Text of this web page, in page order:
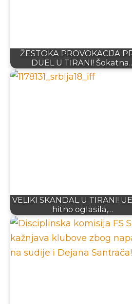
ŽESTOKA PROVOKACIJA
DUEL U TIRANI!
VELIKI SKANDAL U TIRANI!
hitno oglasila,…